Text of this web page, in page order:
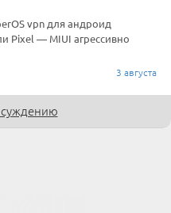
vpn для андроид
Pixel — MIUI агрессивно
3 августа